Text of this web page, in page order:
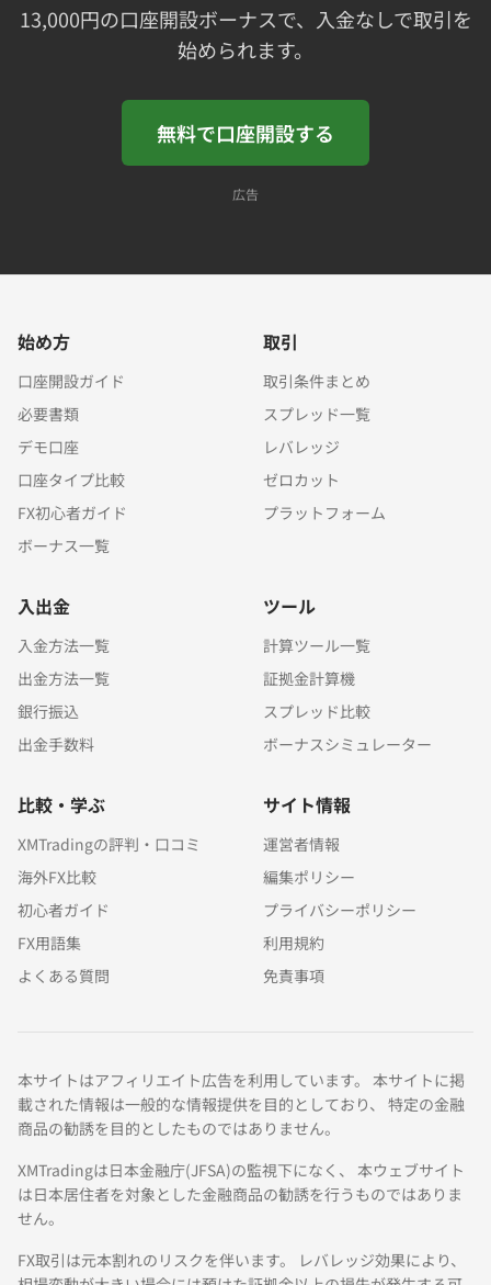
13,000円の口座開設ボーナスで、入金なしで取引を
始められます。
無料で口座開設する
広告
始め方
口座開設ガイド
必要書類
デモ口座
口座タイプ比較
FX初心者ガイド
ボーナス一覧
取引
取引条件まとめ
スプレッド一覧
レバレッジ
ゼロカット
プラットフォーム
入出金
入金方法一覧
出金方法一覧
銀行振込
出金手数料
ツール
計算ツール一覧
証拠金計算機
スプレッド比較
ボーナスシミュレーター
比較・学ぶ
XMTradingの評判・口コミ
海外FX比較
初心者ガイド
FX用語集
よくある質問
サイト情報
運営者情報
編集ポリシー
プライバシーポリシー
利用規約
免責事項
本サイトはアフィリエイト広告を利用しています。 本サイトに掲
載された情報は一般的な情報提供を目的としており、 特定の金融
商品の勧誘を目的としたものではありません。
XMTradingは日本金融庁(JFSA)の監視下になく、 本ウェブサイト
は日本居住者を対象とした金融商品の勧誘を行うものではありま
せん。
FX取引は元本割れのリスクを伴います。 レバレッジ効果により、